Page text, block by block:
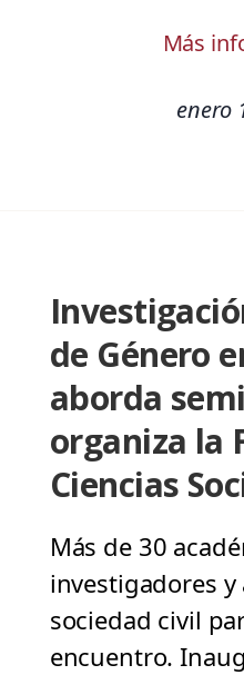
Más
enero
de Género
aborda
organiza la
Ciencias
Más de 30
investigadores y
sociedad civil
encuentro.